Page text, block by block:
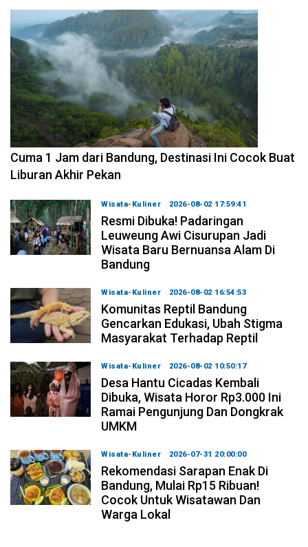
2026-08-07 15:00:00
Cuma 1 Jam dari Bandung, Destinasi Ini Cocok Buat
Liburan Akhir Pekan
Wisata-Kuliner 2026-08-02 17:59:41
Resmi Dibuka! Padaringan
Leuweung Awi Cisurupan Jadi
Wisata Baru Bernuansa Alam Di
Bandung
Wisata-Kuliner 2026-08-02 16:54:53
Komunitas Reptil Bandung
Gencarkan Edukasi, Ubah Stigma
Masyarakat Terhadap Reptil
Wisata-Kuliner 2026-08-02 10:50:17
Desa Hantu Cicadas Kembali
Dibuka, Wisata Horor Rp3.000 Ini
Ramai Pengunjung Dan Dongkrak
UMKM
Wisata-Kuliner 2026-07-31 20:00:00
Rekomendasi Sarapan Enak Di
Bandung, Mulai Rp15 Ribuan!
Cocok Untuk Wisatawan Dan
Warga Lokal